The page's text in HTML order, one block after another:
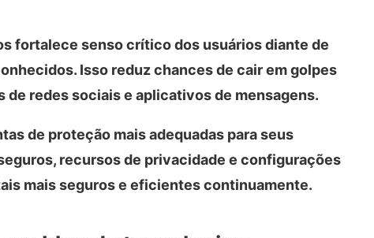
fortalece senso crítico dos usuários diante de
Isso reduz chances de cair em golpes
redes sociais e aplicativos de mensagens.
de proteção mais adequadas para seus
recursos de privacidade e configurações
mais seguros e eficientes continuamente.